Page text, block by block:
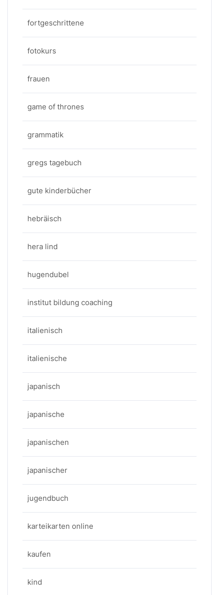
fortgeschrittene
fotokurs
frauen
game of thrones
grammatik
gregs tagebuch
gute kinderbücher
hebräisch
hera lind
hugendubel
institut bildung coaching
italienisch
italienische
japanisch
japanische
japanischen
japanischer
jugendbuch
karteikarten online
kaufen
kind